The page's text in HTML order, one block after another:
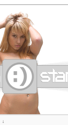
———————
↓